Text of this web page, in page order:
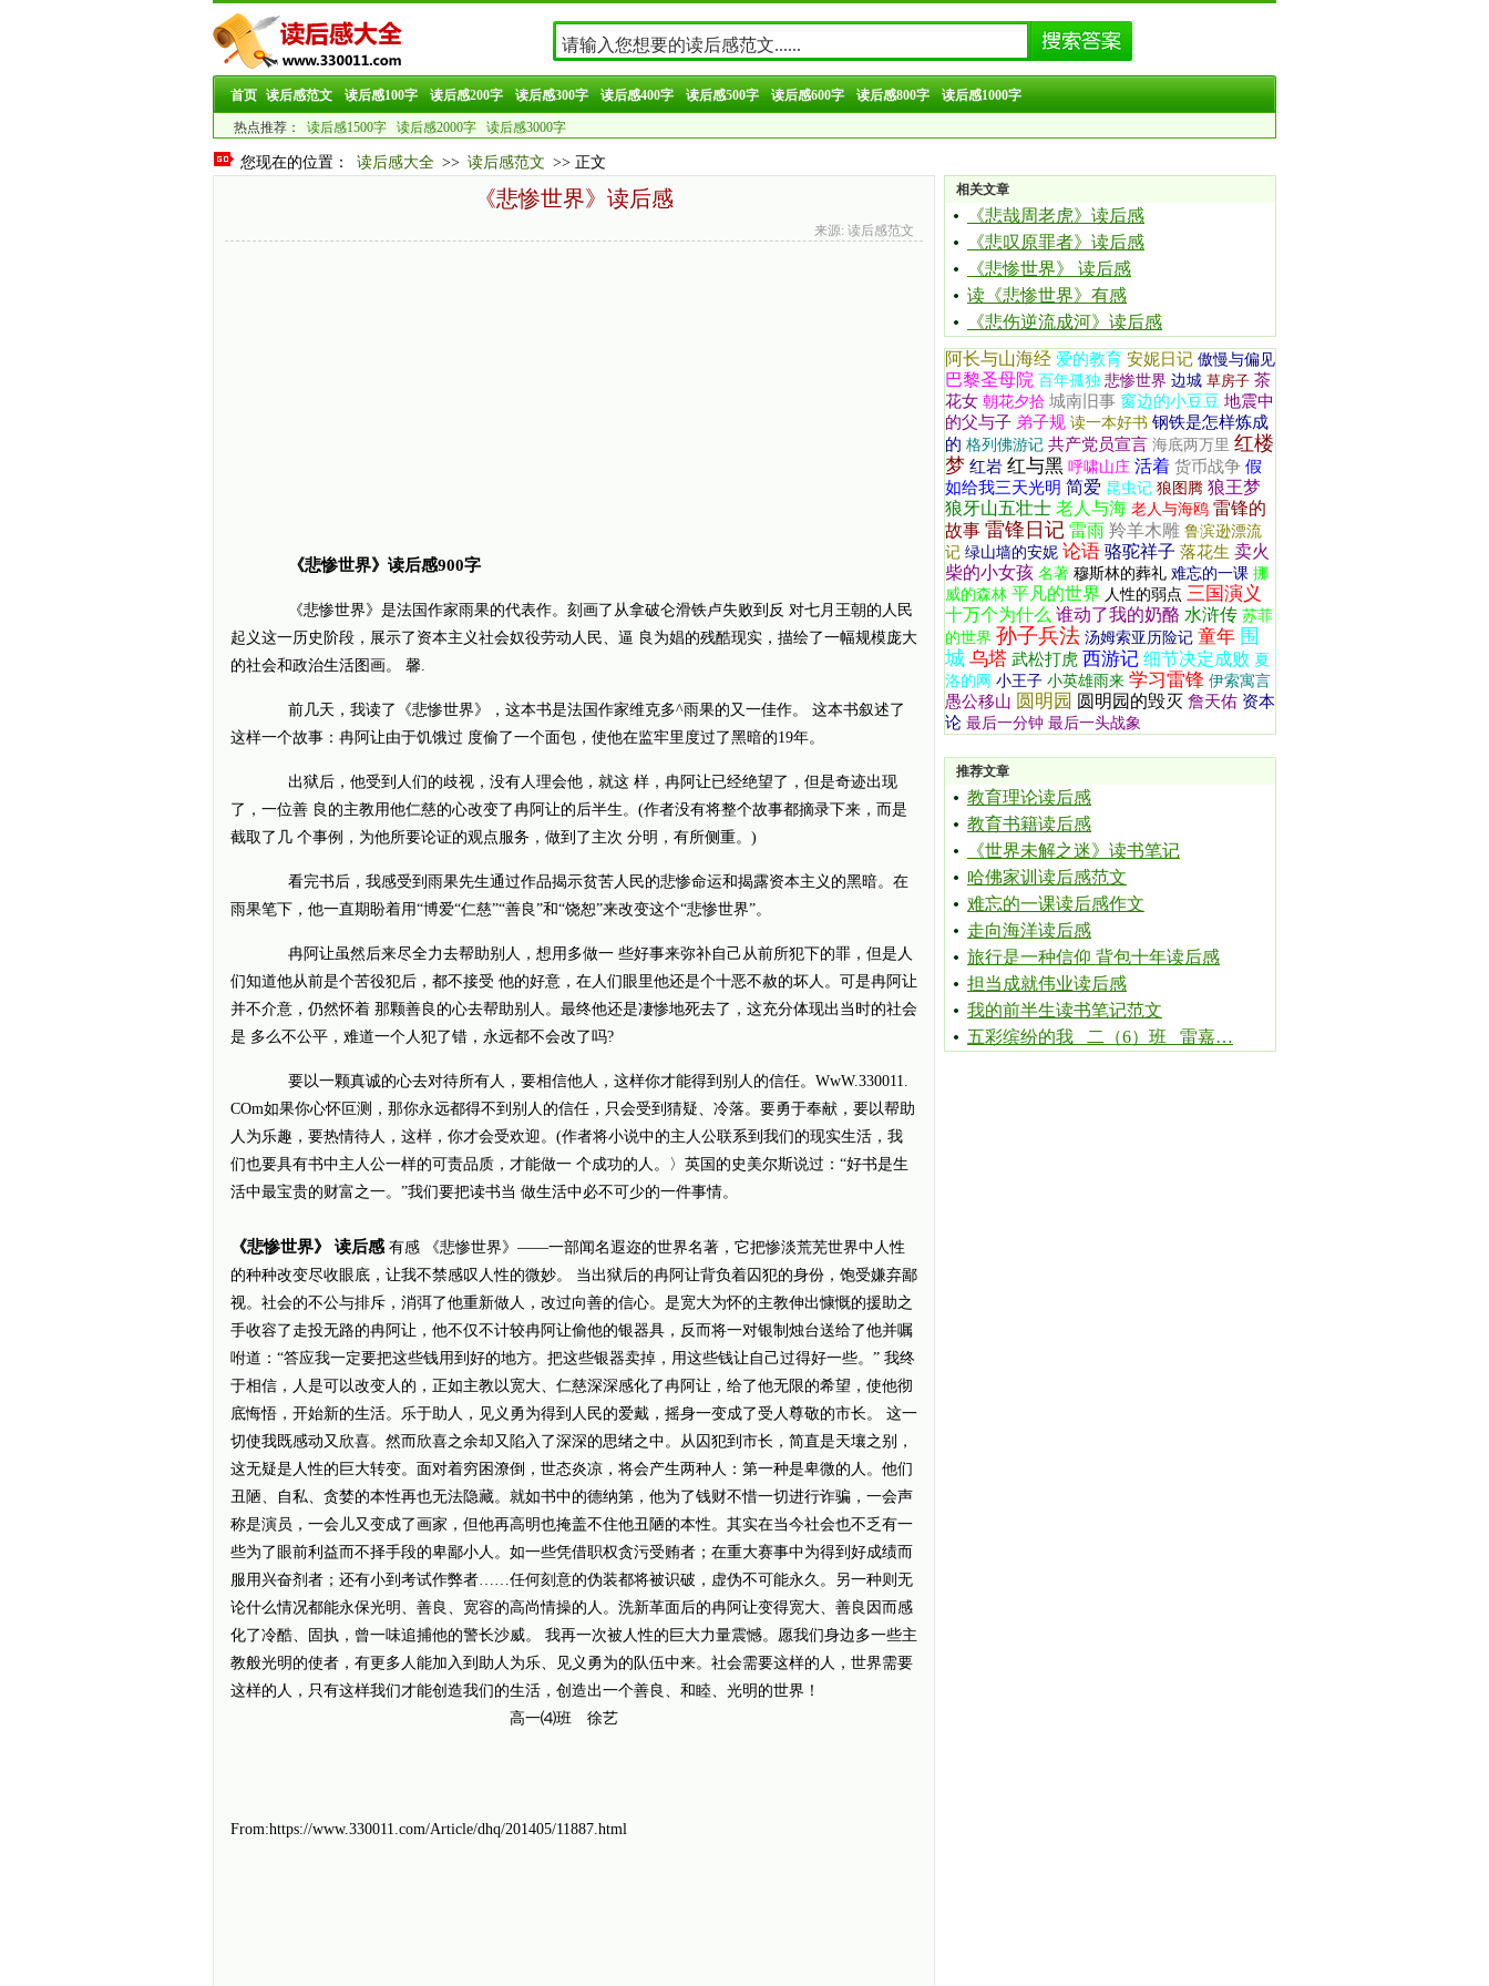
首页 读后感范文 读后感100字 读后感200字 读后感300字 读后感400字 读后感500字 读后感600字 读后感800字 读后感1000字
热点推荐： 读后感1500字 读后感2000字 读后感3000字
您现在的位置： 读后感大全 >> 读后感范文 >> 正文
《悲惨世界》读后感
来源: 读后感范文
《悲惨世界》读后感900字
《悲惨世界》是法国作家雨果的代表作。刻画了从拿破仑滑铁卢失败到反 对七月王朝的人民
起义这一历史阶段，展示了资本主义社会奴役劳动人民、逼 良为娼的残酷现实，描绘了一幅规模庞大
的社会和政治生活图画。 馨.
前几天，我读了《悲惨世界》，这本书是法国作家维克多^雨果的又一佳作。 这本书叙述了
这样一个故事：冉阿让由于饥饿过 度偷了一个面包，使他在监牢里度过了黑暗的19年。
出狱后，他受到人们的歧视，没有人理会他，就这 样，冉阿让已经绝望了，但是奇迹出现
了，一位善 良的主教用他仁慈的心改变了冉阿让的后半生。(作者没有将整个故事都摘录下来，而是
截取了几 个事例，为他所要论证的观点服务，做到了主次 分明，有所侧重。)
看完书后，我感受到雨果先生通过作品揭示贫苦人民的悲惨命运和揭露资本主义的黑暗。在
雨果笔下，他一直期盼着用“博爱“仁慈”“善良”和“饶恕”来改变这个“悲惨世界”。
冉阿让虽然后来尽全力去帮助别人，想用多做一 些好事来弥补自己从前所犯下的罪，但是人
们知道他从前是个苦役犯后，都不接受 他的好意，在人们眼里他还是个十恶不赦的坏人。可是冉阿让
并不介意，仍然怀着 那颗善良的心去帮助别人。最终他还是凄惨地死去了，这充分体现出当时的社会
是 多么不公平，难道一个人犯了错，永远都不会改了吗?
要以一颗真诚的心去对待所有人，要相信他人，这样你才能得到别人的信任。WwW.330011.
COm如果你心怀叵测，那你永远都得不到别人的信任，只会受到猜疑、冷落。要勇于奉献，要以帮助
人为乐趣，要热情待人，这样，你才会受欢迎。(作者将小说中的主人公联系到我们的现实生活，我
们也要具有书中主人公一样的可责品质，才能做一 个成功的人。〉英国的史美尔斯说过：“好书是生
活中最宝贵的财富之一。”我们要把读书当 做生活中必不可少的一件事情。
《悲惨世界》 读后感有感 《悲惨世界》——一部闻名遐迩的世界名著，它把惨淡荒芜世界中人性
的种种改变尽收眼底，让我不禁感叹人性的微妙。 当出狱后的冉阿让背负着囚犯的身份，饱受嫌弃鄙
视。社会的不公与排斥，消弭了他重新做人，改过向善的信心。是宽大为怀的主教伸出慷慨的援助之
手收容了走投无路的冉阿让，他不仅不计较冉阿让偷他的银器具，反而将一对银制烛台送给了他并嘱
咐道：“答应我一定要把这些钱用到好的地方。把这些银器卖掉，用这些钱让自己过得好一些。” 我终
于相信，人是可以改变人的，正如主教以宽大、仁慈深深感化了冉阿让，给了他无限的希望，使他彻
底悔悟，开始新的生活。乐于助人，见义勇为得到人民的爱戴，摇身一变成了受人尊敬的市长。 这一
切使我既感动又欣喜。然而欣喜之余却又陷入了深深的思绪之中。从囚犯到市长，简直是天壤之别，
这无疑是人性的巨大转变。面对着穷困潦倒，世态炎凉，将会产生两种人：第一种是卑微的人。他们
丑陋、自私、贪婪的本性再也无法隐藏。就如书中的德纳第，他为了钱财不惜一切进行诈骗，一会声
称是演员，一会儿又变成了画家，但他再高明也掩盖不住他丑陋的本性。其实在当今社会也不乏有一
些为了眼前利益而不择手段的卑鄙小人。如一些凭借职权贪污受贿者；在重大赛事中为得到好成绩而
服用兴奋剂者；还有小到考试作弊者……任何刻意的伪装都将被识破，虚伪不可能永久。另一种则无
论什么情况都能永保光明、善良、宽容的高尚情操的人。洗新革面后的冉阿让变得宽大、善良因而感
化了冷酷、固执，曾一味追捕他的警长沙威。 我再一次被人性的巨大力量震憾。愿我们身边多一些主
教般光明的使者，有更多人能加入到助人为乐、见义勇为的队伍中来。社会需要这样的人，世界需要
这样的人，只有这样我们才能创造我们的生活，创造出一个善良、和睦、光明的世界！
高一⑷班 徐艺
From:https://www.330011.com/Article/dhq/201405/11887.html
相关文章
《悲哉周老虎》读后感
《悲叹原罪者》读后感
《悲惨世界》 读后感
读《悲惨世界》有感
《悲伤逆流成河》读后感
阿长与山海经 爱的教育 安妮日记 傲慢与偏见
巴黎圣母院 百年孤独 悲惨世界 边城 草房子 茶
花女 朝花夕拾 城南旧事 窗边的小豆豆 地震中
的父与子 弟子规 读一本好书 钢铁是怎样炼成
的 格列佛游记 共产党员宣言 海底两万里 红楼
梦 红岩 红与黑 呼啸山庄 活着 货币战争 假
如给我三天光明 简爱 昆虫记 狼图腾 狼王梦
狼牙山五壮士 老人与海 老人与海鸥 雷锋的
故事 雷锋日记 雷雨 羚羊木雕 鲁滨逊漂流
记 绿山墙的安妮 论语 骆驼祥子 落花生 卖火
柴的小女孩 名著 穆斯林的葬礼 难忘的一课 挪
威的森林 平凡的世界 人性的弱点 三国演义
十万个为什么 谁动了我的奶酪 水浒传 苏菲
的世界 孙子兵法 汤姆索亚历险记 童年 围
城 乌塔 武松打虎 西游记 细节决定成败 夏
洛的网 小王子 小英雄雨来 学习雷锋 伊索寓言
愚公移山 圆明园 圆明园的毁灭 詹天佑 资本
论 最后一分钟 最后一头战象
推荐文章
教育理论读后感
教育书籍读后感
《世界未解之迷》读书笔记
哈佛家训读后感范文
难忘的一课读后感作文
走向海洋读后感
旅行是一种信仰 背包十年读后感
担当成就伟业读后感
我的前半生读书笔记范文
五彩缤纷的我 二（6）班 雷嘉…